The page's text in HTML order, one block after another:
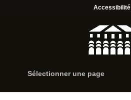
Accessibilité
Sélectionner une page